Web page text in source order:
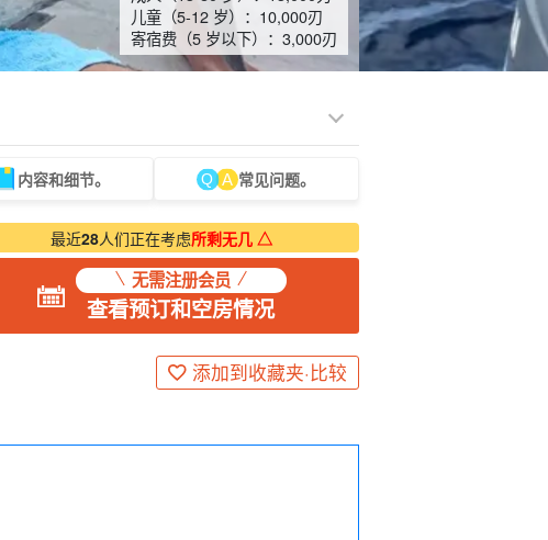
儿童（5-12 岁）： 10,000刃
寄宿费（5 岁以下）： 3,000刃
观光旅游 制造经验
货物销售（相对于
内容和细节。 常见问题。
最近28人们正在考虑所剩无几 △
无需注册会员
查看预订和空房情况
添加到收藏夹·比较